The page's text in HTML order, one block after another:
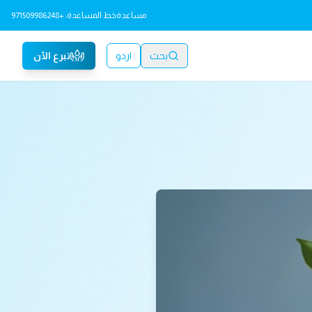
مساعدةخط المساعدة: +971509986248
بحث اردو تبرع الآن